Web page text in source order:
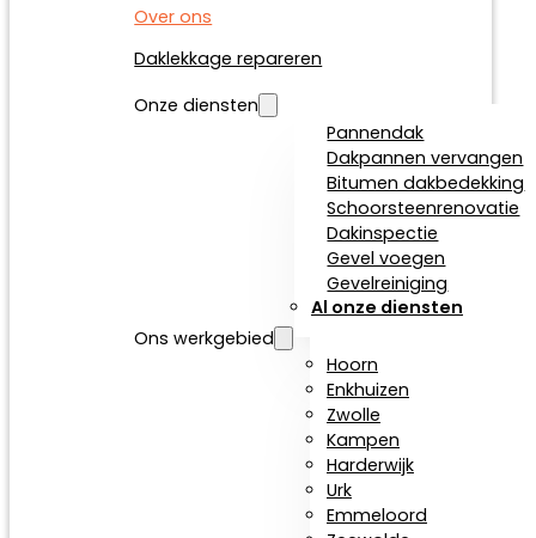
Over ons
Daklekkage repareren
Onze diensten
Pannendak
Dakpannen vervangen
Bitumen dakbedekking
Schoorsteenrenovatie
Dakinspectie
Gevel voegen
Gevelreiniging
Al onze diensten
Ons werkgebied
Hoorn
Enkhuizen
Zwolle
Kampen
Harderwijk
Urk
Emmeloord